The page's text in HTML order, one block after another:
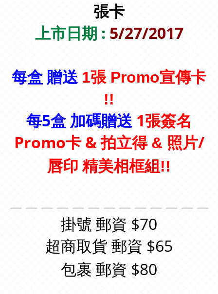
張卡
上市日期 : 5/27/2017
每盒 贈送 1張 Promo宣傳卡
!!
每5盒 加碼贈送 1張簽名
Promo卡 & 拍立得 & 照片/
唇印精美相框組 !!
掛號 郵資 $70
超商取貨 郵資 $65
包裹 郵資 $80